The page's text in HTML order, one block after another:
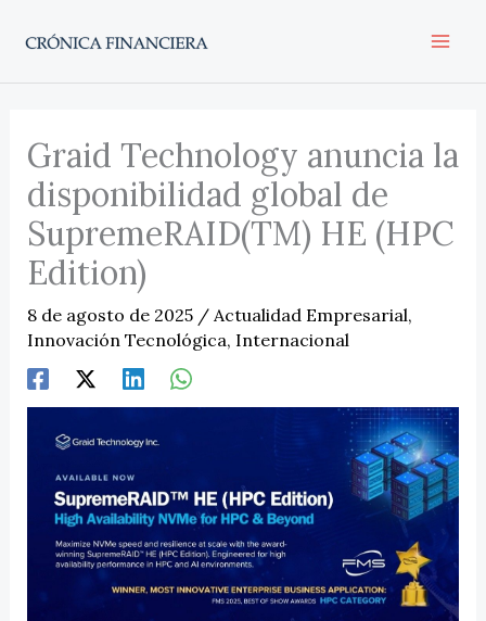
Graid Technology anuncia la
disponibilidad global de
SupremeRAID(TM) HE (HPC
Edition)
8 de agosto de 2025 / Actualidad Empresarial,
Innovación Tecnológica, Internacional